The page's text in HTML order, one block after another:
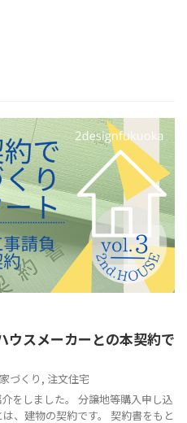
ウスメーカーとの本契約で
家づくり , 注文住宅
をしました。 分譲地等購入申し込
、建物の契約です。 契約書をもと